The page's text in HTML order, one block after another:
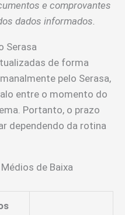
e comprovantes
dados informados.
Serasa
de forma
pelo Serasa,
entre o momento do
Portanto, o prazo
dependendo da rotina
de Baixa